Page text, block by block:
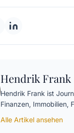
Hendrik Frank
Hendrik Frank ist
Finanzen, Immobilien,
Alle Artikel ansehen